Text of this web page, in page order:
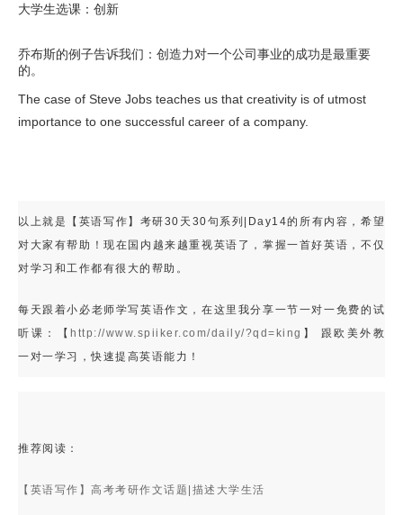
大学生选课：创新
乔布斯的例子告诉我们：创造力对一个公司事业的成功是最重要
的。
The case of Steve Jobs teaches us that creativity is of utmost
importance to one successful career of a company.
以上就是【英语写作】考研30天30句系列|Day14的所有内容，希望
对大家有帮助！现在国内越来越重视英语了，掌握一首好英语，不仅
对学习和工作都有很大的帮助。
每天跟着小必老师学写英语作文，在这里我分享一节一对一免费的试
听课：【 http://www.spiiker.com/daily/?qd=king 】 跟欧美外教
一对一学习，快速提高英语能力！
推荐阅读：
【英语写作】高考考研作文话题|描述大学生活